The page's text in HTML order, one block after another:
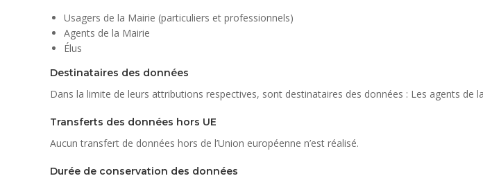
Usagers de la Mairie (particuliers et professionnels)
Agents de la Mairie
Élus
Destinataires des données
Dans la limite de leurs attributions respectives, sont destinataires des données : Les agents de
Transferts des données hors UE
Aucun transfert de données hors de l’Union européenne n’est réalisé.
Durée de conservation des données